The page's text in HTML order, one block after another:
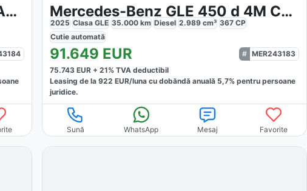
Mercedes-Benz GLE 450 d 4M AMG Mercedes-Benz GLE 450 d 4M Coupé AMG Sport Premium
2025 Clasa GLE 35.000km Diesel 2.989cm³ 367CP
Cutie automată
91.649 EUR
MER243183
75.743EUR + 21% TVA deductibil
Leasing de la 922 EUR/lunacu dobăndă anuală 5,7% pentru persoane
juridice.
Sună WhatsApp Mesaj Favorite